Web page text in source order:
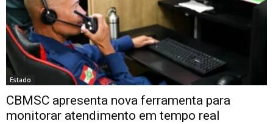
Estado
CBMSC apresenta nova ferramenta para
monitorar atendimento em tempo real